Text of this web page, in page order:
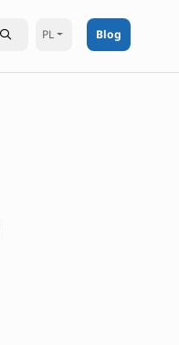
PL Blog